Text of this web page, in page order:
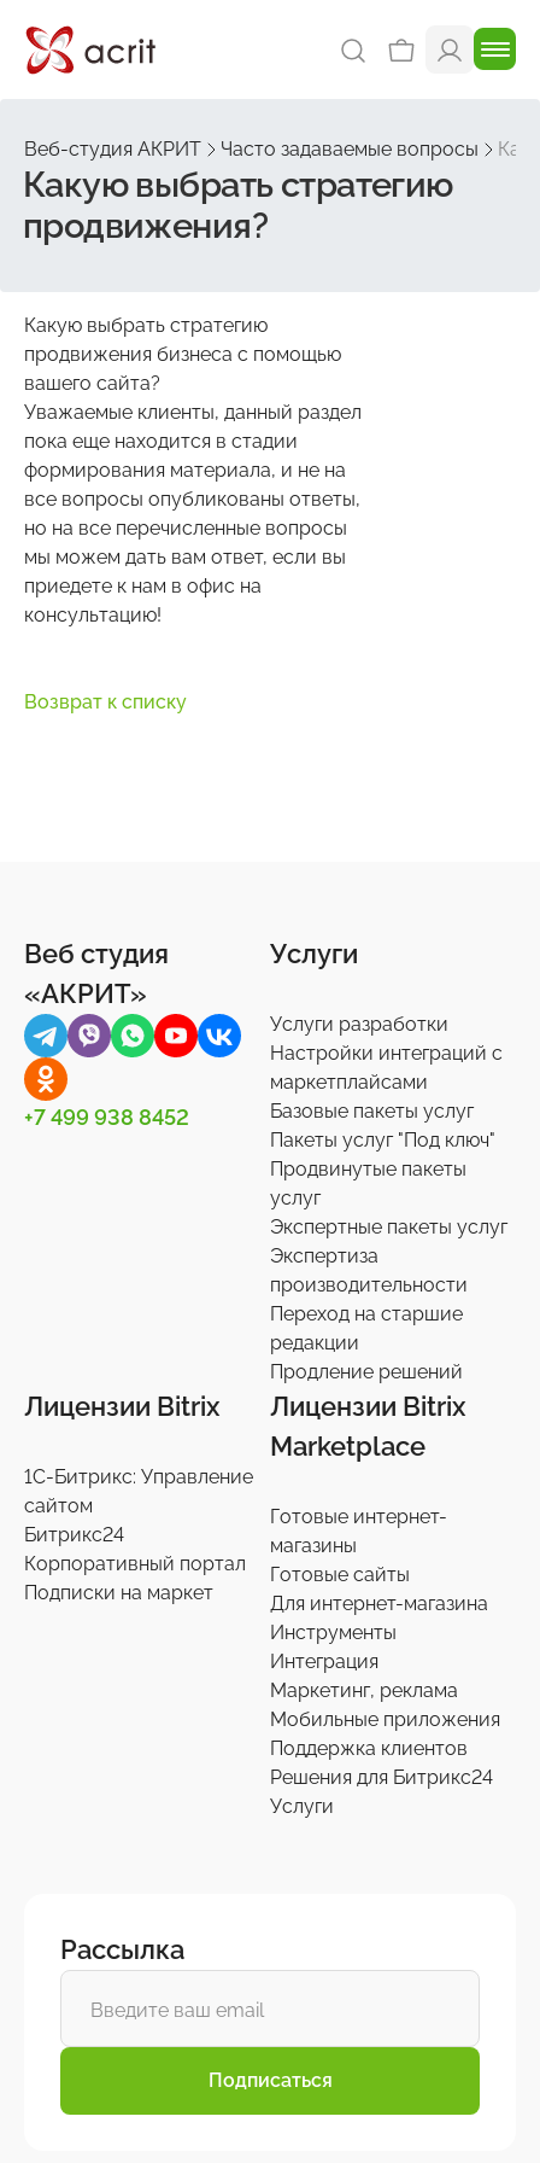
Веб-студия АКРИТ Часто задаваемые вопросы
Какую выбрать стратегию
продвижения?
Какую выбрать стратегию
продвижения бизнеса с помощью
вашего сайта?
Уважаемые клиенты, данный раздел
пока еще находится в стадии
формирования материала, и не на
все вопросы опубликованы ответы,
но на все перечисленные вопросы
мы можем дать вам ответ, если вы
приедете к нам в офис на
консультацию!
Возврат к списку
Веб студия
«АКРИТ»
+7 499 938 8452
Услуги
Услуги разработки
Настройки интеграций с
маркетплайсами
Базовые пакеты услуг
Пакеты услуг "Под ключ"
Продвинутые пакеты
услуг
Экспертные пакеты услуг
Экспертиза
производительности
Переход на старшие
редакции
Продление решений
Лицензии Bitrix
1С-Битрикс: Управление
сайтом
Битрикс24
Корпоративный портал
Подписки на маркет
Лицензии Bitrix
Marketplace
Готовые интернет-
магазины
Готовые сайты
Для интернет-магазина
Инструменты
Интеграция
Маркетинг, реклама
Мобильные приложения
Поддержка клиентов
Решения для Битрикс24
Услуги
Рассылка
Подписаться